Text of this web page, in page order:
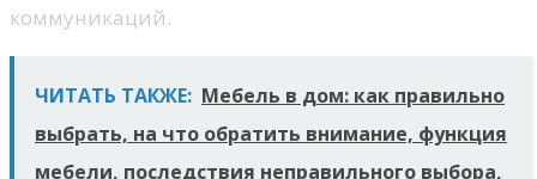
коммуникаций.
ЧИТАТЬ ТАКЖЕ: Мебель в дом: как правильно
выбрать, на что обратить внимание, функция
мебели, последствия неправильного выбора,